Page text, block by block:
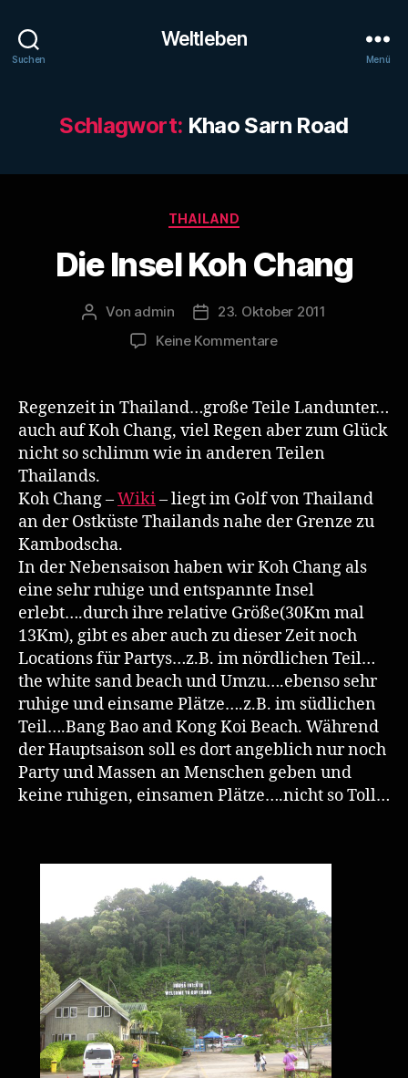
Suchen
Weltleben
Menü
Schlagwort: Khao Sarn Road
Kategorien
THAILAND
Die Insel Koh Chang
Beitragsautor
Von admin Veröffentlichungsdatum
23. Oktober 2011
Keine Kommentarezu
Koh
Chang
Regenzeit in Thailand…große Teile Landunter…
auch auf Koh Chang, viel Regen aber zum Glück
nicht so schlimm wie in anderen Teilen
Thailands.
Koh Chang –Wiki– liegt im Golf von Thailand
an der Ostküste Thailands nahe der Grenze zu
Kambodscha.
In der Nebensaison haben wir Koh Chang als
eine sehr ruhige und entspannte Insel
erlebt….durch ihre relative Größe(30Km mal
13Km), gibt es aber auch zu dieser Zeit noch
Locations für Partys…z.B. im nördlichen Teil…
the white sand beach und Umzu….ebenso sehr
ruhige und einsame Plätze….z.B. im südlichen
Teil….Bang Bao and Kong Koi Beach. Während
der Hauptsaison soll es dort angeblich nur noch
Party und Massen an Menschen geben und
keine ruhigen, einsamen Plätze….nicht so Toll…